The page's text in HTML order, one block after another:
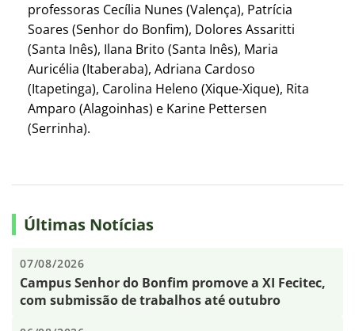
professoras Cecília Nunes (Valença), Patrícia
Soares (Senhor do Bonfim), Dolores Assaritti
(Santa Inês), Ilana Brito (Santa Inês), Maria
Auricélia (Itaberaba), Adriana Cardoso
(Itapetinga), Carolina Heleno (Xique-Xique), Rita
Amparo (Alagoinhas) e Karine Pettersen
(Serrinha).
Últimas Notícias
07/08/2026
Campus Senhor do Bonfim promove a XI Fecitec,
com submissão de trabalhos até outubro